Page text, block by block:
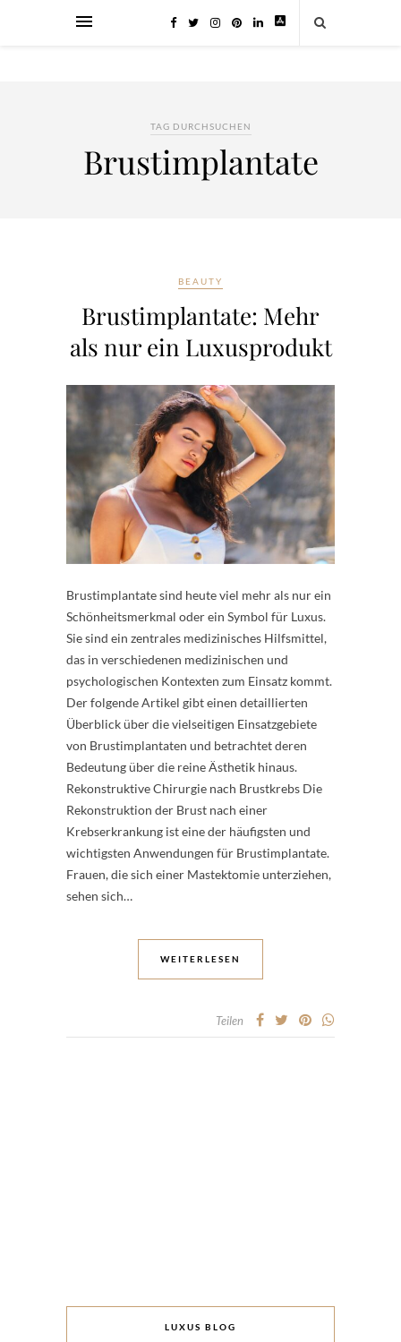
TAG DURCHSUCHEN
Brustimplantate
BEAUTY
Brustimplantate: Mehr
als nur ein Luxusprodukt
Brustimplantate sind heute viel mehr als nur ein
Schönheitsmerkmal oder ein Symbol für Luxus.
Sie sind ein zentrales medizinisches Hilfsmittel,
das in verschiedenen medizinischen und
psychologischen Kontexten zum Einsatz kommt.
Der folgende Artikel gibt einen detaillierten
Überblick über die vielseitigen Einsatzgebiete
von Brustimplantaten und betrachtet deren
Bedeutung über die reine Ästhetik hinaus.
Rekonstruktive Chirurgie nach Brustkrebs Die
Rekonstruktion der Brust nach einer
Krebserkrankung ist eine der häufigsten und
wichtigsten Anwendungen für Brustimplantate.
Frauen, die sich einer Mastektomie unterziehen,
sehen sich…
WEITERLESEN
Teilen
LUXUS BLOG